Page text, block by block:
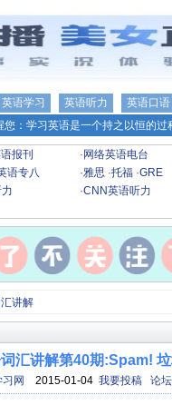
英语学习 英语听力
英语口语
您：学习英语是一个持之以恒的
报刊 · 网络英语电台
语专八 ·雅思 ·托福 ·GRE
·CNN英语听力
讲解
汇讲解第40期:Spam!
网 2015-01-04 我要投稿 论坛